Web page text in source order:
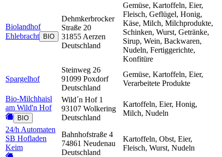
Biolandhof
Ehlebracht
BIO
Dehmkerbrocker
Straße 20
31855 Aerzen
Deutschland
Gemüse, Kartoffeln, Eier,
Fleisch, Geflügel, Honig,
Käse, Milch, Milchprodukte,
Schinken, Wurst, Getränke,
Sirup, Wein, Backwaren,
Nudeln, Fertiggerichte,
Konfitüre
Spargelhof
Steinweg 26
91099 Poxdorf
Deutschland
Gemüse, Kartoffeln, Eier,
Verarbeitete Produkte
Bio-Milchhaisl
am Wild'n Hof
BIO
Wild´n Hof 1
93107 Wolkering
Deutschland
Kartoffeln, Eier, Honig,
Milch, Nudeln
24/h Automaten
SB Hofladen
Keim
Bahnhofstraße 4
74861 Neudenau
Deutschland
Kartoffeln, Obst, Eier,
Fleisch, Wurst, Nudeln